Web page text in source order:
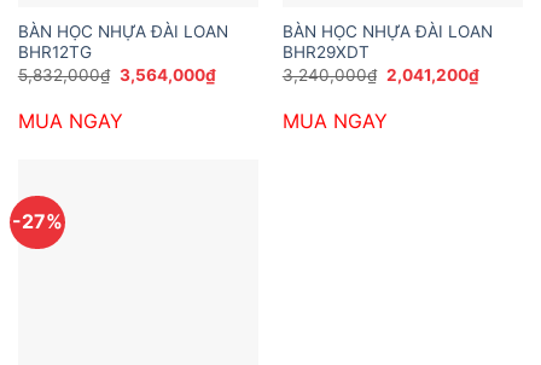
BÀN HỌC NHỰA ĐÀI LOAN
BHR12TG
5,832,000₫ Giá
gốc
5,832,000₫.
3,564,000₫Giá
hiện
3,564,000₫.
MUA NGAY
BÀN HỌC NHỰA ĐÀI LOAN
BHR29XDT
3,240,000₫ Giá
gốc
3,240,000₫.
2,041,200₫Giá
hiện
MUA NGAY
-27%